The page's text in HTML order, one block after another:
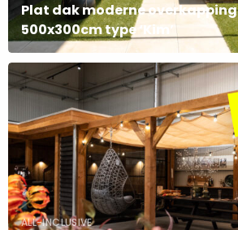
Plat dak moderne overkapping
500x300cm type ‘Kim’
ALL-INCLUSIVE
Lees
meer
over